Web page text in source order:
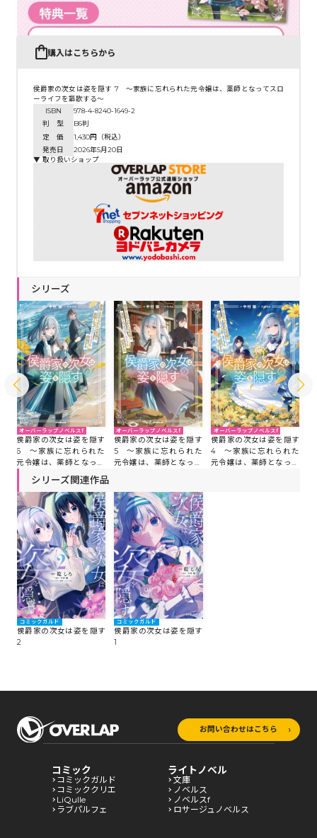
購入はこちらから
侯爵家の次女は姿を隠す 7 ～家族に忘れられた元令嬢は、薬師となってスロ
ーライフを謳歌する～
ISBN
978-4-8240-1649-2
判 型
B6判
定 価
1,430円（税込）
発売日
2026年5月20日
▼ 取り扱いショップ
シリーズ
オーバーラップノベルスf
侯爵家の次女は姿を隠す
6 ～家族に忘れられた
元令嬢は、薬師となって
スローライフを謳歌する
オーバーラップノベルスf
侯爵家の次女は姿を隠す
5 ～家族に忘れられた
元令嬢は、薬師となって
オーバーラップノベルスf
侯爵家の次女は姿を隠す
4 ～家族に忘れられた
元令嬢は、薬師となって
シリーズ関連作品
コミックガルド
侯爵家の次女は姿を隠す
2
コミックガルド
侯爵家の次女は姿を隠す
1
お問い合わせはこちら
コミック
コミックガルド
コミッククリエ
LiQulle
ラブパルフェ
ライトノベル
文庫
ノベルス
ノベルスf
ロサージュノベルス